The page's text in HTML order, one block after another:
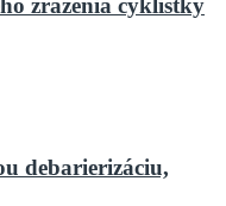
zrazenia cyklistky
debarierizáciu,